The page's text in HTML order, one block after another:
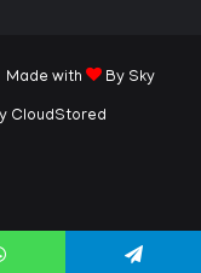
Made with By Sky
CloudStored